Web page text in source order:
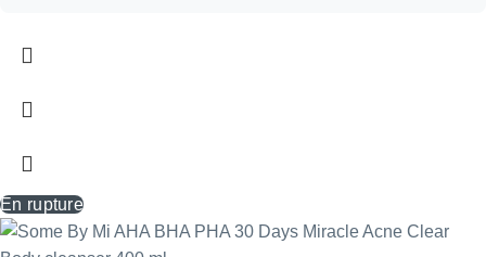
En rupture